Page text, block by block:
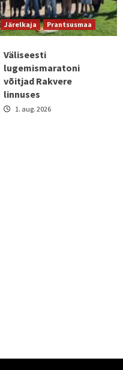
Järelkaja Prantsusmaa
Väliseesti
lugemismaratoni
võitjad Rakvere
linnuses
1. aug. 2026